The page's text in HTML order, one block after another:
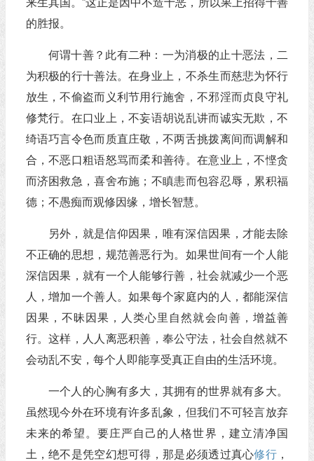
来生其国。”这正是因中不造十恶，所以果上招得十善
的胜报。
何谓十善？此有二种：一为消极的止十恶法，二
为积极的行十善法。在身业上，不杀生而慈悲为怀行
放生，不偷盗而义利节用行施舍，不邪淫而贞良守礼
修梵行。在口业上，不妄语胡说乱讲而诚实无欺，不
绮语巧言令色而质直庄敬，不两舌挑拨离间而调解和
合，不恶口粗语怒骂而柔和善待。在意业上，不悭贪
而济困救急，喜舍布施；不瞋恚而包容忍辱，累积福
德；不愚痴而观修因缘，增长智慧。
另外，就是信仰因果，唯有深信因果，才能去除
不正确的思想，规范善恶行为。如果世间有一个人能
深信因果，就有一个人能够行善，社会就减少一个恶
人，增加一个善人。如果每个家庭内的人，都能深信
因果，不昧因果，人类心里自然就会向善，增益善
行。这样，人人离恶积善，奉公守法，社会自然就不
会动乱不安，每个人即能享受真正自由的生活环境。
一个人的心胸有多大，其拥有的世界就有多大。
虽然现今外在环境有许多乱象，但我们不可轻言放弃
未来的希望。要庄严自己的人格世界，建立清净国
土，绝不是凭空幻想可得，那是必须透过真心修行，